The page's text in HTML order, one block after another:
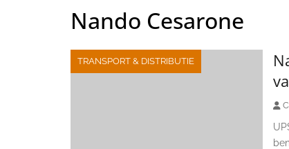
Nando Cesarone
TRANSPORT & DISTRIBUTIE